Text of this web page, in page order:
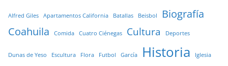
Alfred Giles Apartamentos California Batallas Beisbol
Biografía
Coahuila
Comida Cuatro Ciénegas Cultura Deportes
Dunas de Yeso Escultura Flora Futbol García Historia Iglesia